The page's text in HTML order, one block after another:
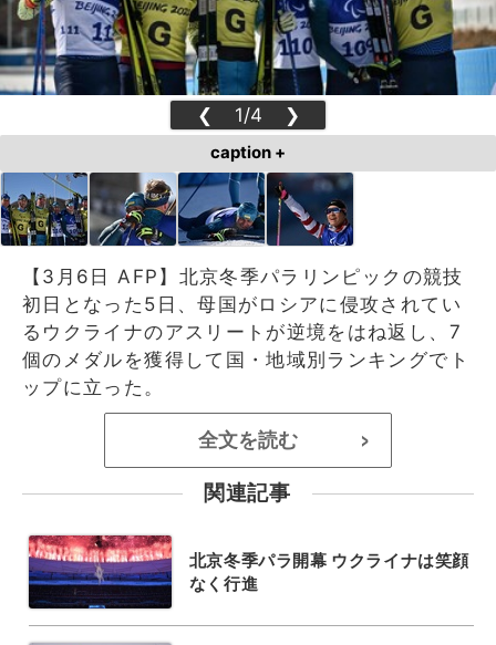
❮ 1/4 ❯
caption +
【3月6日 AFP】北京冬季パラリンピックの競技
初日となった5日、母国がロシアに侵攻されてい
るウクライナのアスリートが逆境をはね返し、7
個のメダルを獲得して国・地域別ランキングでト
ップに立った。
全文を読む >
関連記事
北京冬季パラ開幕 ウクライナは笑顔
なく行進